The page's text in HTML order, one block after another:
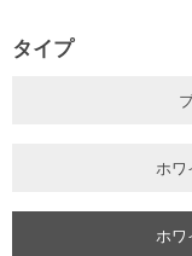
タイプ
ホワ
ホワ